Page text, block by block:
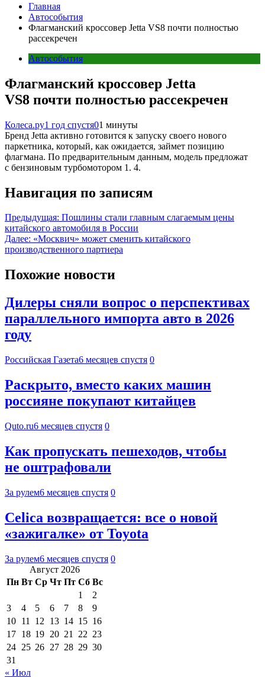
Главная
Автособытия
Флагманский кроссовер Jetta VS8 почти полностью
рассекречен
Автособытия
Флагманский кроссовер Jetta
VS8 почти полностью рассекречен
Колеса.ру1 год спустя01 минуты
Бренд Jetta активно готовится к запуску своего нового
паркетника, который, как ожидается, займет позицию
флагмана. По предварительным данным, модель предложат
с бензиновым турбомотором 1. 4.
Навигация по записям
Предыдущая: Пошлины стали главным слагаемым цены
китайского автомобиля в России
Далее: «Москвич» может сменить китайского
производственного партнера
Похожие новости
Дилеры сняли вопрос о перспективах
параллельного импорта авто в 2026
году
Российская Газета6 месяцев спустя 0
Раскрыто, вместо каких машин
россияне покупают китайцев
Quto.ru6 месяцев спустя 0
Как пропускать пешеходов, чтобы
не оштрафовали
За рулем6 месяцев спустя 0
Celica возвращается: все о новой
«зажигалке» от Toyota
За рулем6 месяцев спустя 0
Август 2026
Пн Вт Ср Чт Пт Сб Вс
1
2
3
4 5 6 7 8
9
10 11 12 13 14 15 16
17 18 19 20 21 22 23
24 25 26 27 28 29 30
31
« Июл